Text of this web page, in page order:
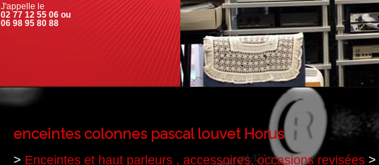
J'appelle le
02 77 12 55 06 ou
06 98 95 80 88
enceintes colonnes pascal louvet Horus
> Enceintes et haut parleurs , accessoires, occasions revisées>